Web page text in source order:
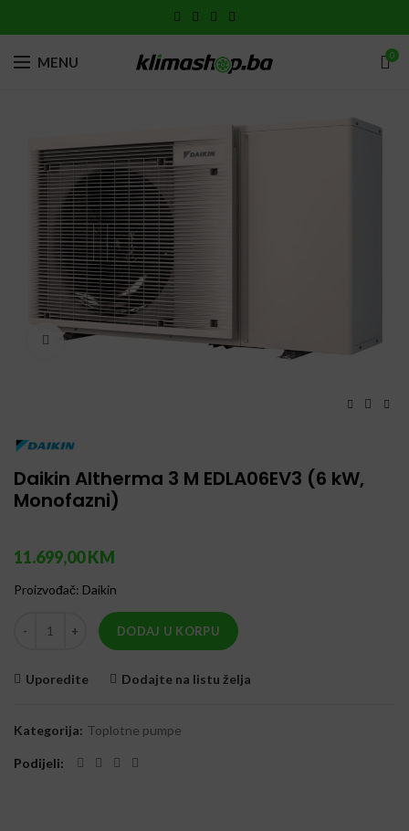
MENU 0
Click to enlarge
Daikin Altherma 3 M EDLA06EV3 (6 kW,
Monofazni)
11.699,00KM
Proizvođač: Daikin
Daikin Altherma 3 M EDLA06EV3 (6 kW, Monofazni) količina
DODAJ U KORPU
Uporedite Dodajte na listu želja
Kategorija: Toplotne pumpe
Podijeli